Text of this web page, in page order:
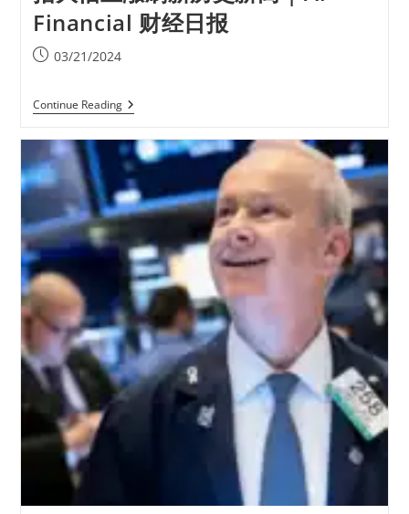
Financial 财经日报
03/21/2024
Continue Reading